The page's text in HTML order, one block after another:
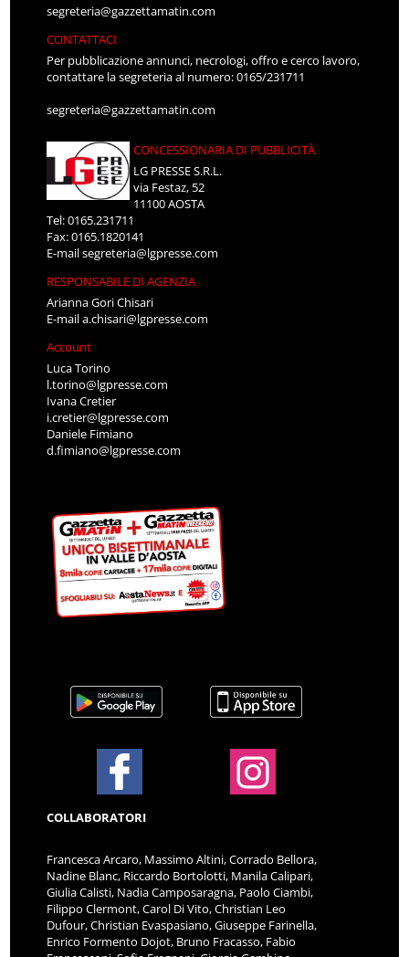
segreteria@gazzettamatin.com
CONTATTACI
Per pubblicazione annunci, necrologi, offro e cerco lavoro,
contattare la segreteria al numero: 0165/231711
segreteria@gazzettamatin.com
CONCESSIONARIA DI PUBBLICITÀ
LG PRESSE S.R.L.
via Festaz, 52
11100 AOSTA
Tel: 0165.231711
Fax: 0165.1820141
E-mailsegreteria@lgpresse.com
RESPONSABILE DI AGENZIA
Arianna Gori Chisari
E-maila.chisari@lgpresse.com
Account
Luca Torino
l.torino@lgpresse.com
Ivana Cretier
i.cretier@lgpresse.com
Daniele Fimiano
d.fimiano@lgpresse.com
COLLABORATORI
Francesca Arcaro, Massimo Altini, Corrado Bellora,
Nadine Blanc, Riccardo Bortolotti, Manila Calipari,
Giulia Calisti, Nadia Camposaragna, Paolo Ciambi,
Filippo Clermont, Carol Di Vito, Christian Leo
Dufour, Christian Evaspasiano, Giuseppe Farinella,
Enrico Formento Dojot, Bruno Fracasso, Fabio